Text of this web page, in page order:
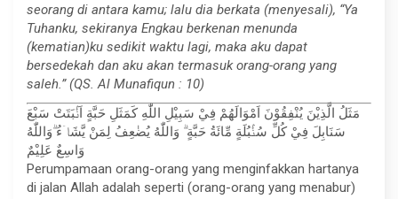
seorang di antara kamu; lalu dia berkata (menyesali), “Ya
Tuhanku, sekiranya Engkau berkenan menunda
(kematian)ku sedikit waktu lagi, maka aku dapat
bersedekah dan aku akan termasuk orang-orang yang
saleh.” (QS. Al Munafiqun : 10)
مَثَلُ الَّذِيْنَ يُنْفِقُوْنَ اَمْوَالَهُمْ فِيْ سَبِيْلِ اللّٰهِ كَمَثَلِ حَبَّةٍ اَنْۢبَتَتْ سَبْعَ
سَنَابِلَ فِيْ كُلِّ سُنْۢبُلَةٍ مِّائَةُ حَبَّةٍ ۗ وَاللّٰهُ يُضٰعِفُ لِمَنْ يَّشَاۤءُ ۗوَاللّٰهُ
وَاسِعٌ عَلِيْمٌ
Perumpamaan orang-orang yang menginfakkan hartanya
di jalan Allah adalah seperti (orang-orang yang menabur)